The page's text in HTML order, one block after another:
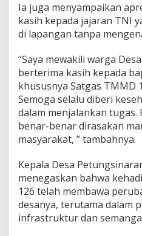
Ia juga menyampaikan
kasih kepada jajaran TNI
di lapangan tanpa
“Saya mewakili warga
berterima kasih kepada
khususnya Satgas TMMD
Semoga selalu diberi
dalam menjalankan
benar-benar dirasakan
masyarakat, ” tambahnya.
Kepala Desa
menegaskan bahwa
126 telah membawa
desanya, terutama dalam
infrastruktur dan